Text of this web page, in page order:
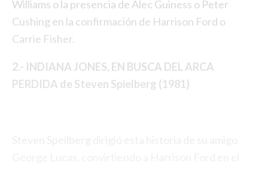
Williams o la presencia de Alec Guiness o Peter
Cushing en la confirmación de Harrison Ford o
Carrie Fisher.
2.- INDIANA JONES, EN BUSCA DEL ARCA
PERDIDA de Steven Spielberg (1981)